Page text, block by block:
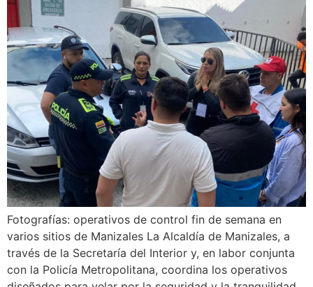
Fotografías: operativos de control fin de semana en
varios sitios de Manizales La Alcaldía de Manizales, a
través de la Secretaría del Interior y, en labor conjunta
con la Policía Metropolitana, coordina los operativos